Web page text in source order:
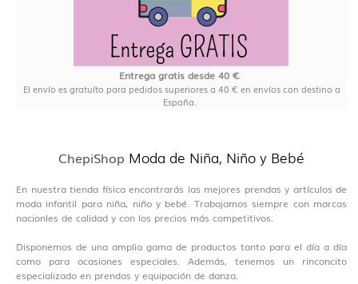
Entrega gratis desde 40 €
El envío es gratuíto para pedidos superiores a 40 € en envíos con destino a
España.
ChepiShop Moda de Niña, Niño y Bebé
En nuestra tienda física encontrarás las mejores prendas y artículos de
moda infantil para niña, niño y bebé. Trabajamos siempre con marcas
nacionles de calidad y con los precios más competitivos.
Disponemos de una amplia gama de productos tanto para el día a día
como para ocasiones especiales. Además, tenemos un rinconcito
especializado en prendas y equipación de danza.